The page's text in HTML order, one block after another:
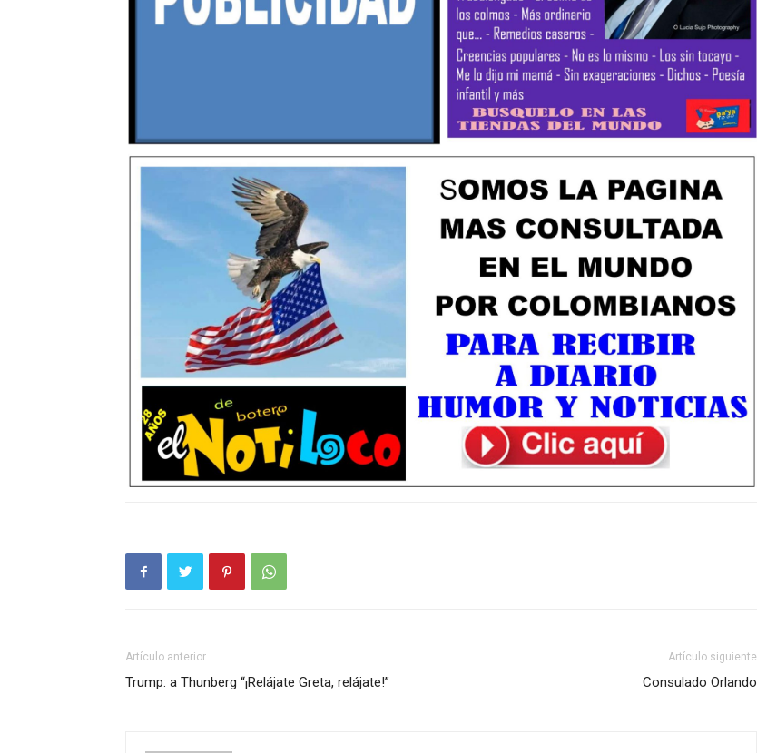
Artículo anterior
Trump: a Thunberg “¡Relájate Greta, relájate!”
Artículo siguiente
Consulado Orlando